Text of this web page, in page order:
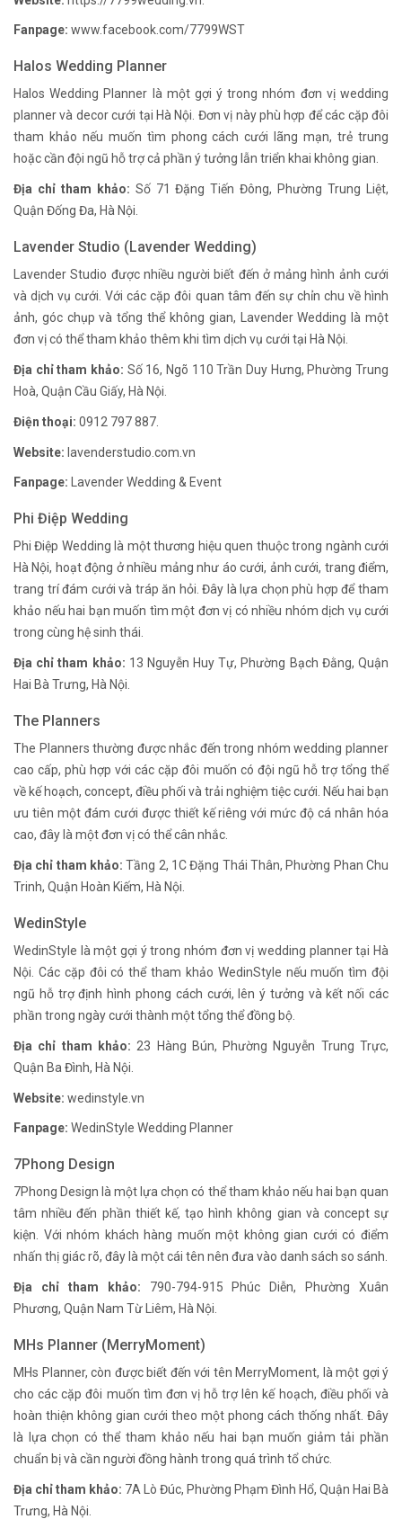
Fanpage: www.facebook.com/7799WST
Halos Wedding Planner
Halos Wedding Planner là một gợi ý trong nhóm đơn vị wedding
planner và decor cưới tại Hà Nội. Đơn vị này phù hợp để các cặp đôi
tham khảo nếu muốn tìm phong cách cưới lãng mạn, trẻ trung
hoặc cần đội ngũ hỗ trợ cả phần ý tưởng lẫn triển khai không gian.
Địa chỉ tham khảo: Số 71 Đặng Tiến Đông, Phường Trung Liệt,
Quận Đống Đa, Hà Nội.
Lavender Studio (Lavender Wedding)
Lavender Studio được nhiều người biết đến ở mảng hình ảnh cưới
và dịch vụ cưới. Với các cặp đôi quan tâm đến sự chỉn chu về hình
ảnh, góc chụp và tổng thể không gian, Lavender Wedding là một
đơn vị có thể tham khảo thêm khi tìm dịch vụ cưới tại Hà Nội.
Địa chỉ tham khảo: Số 16, Ngõ 110 Trần Duy Hưng, Phường Trung
Hoà, Quận Cầu Giấy, Hà Nội.
Điện thoại: 0912 797 887.
Website: lavenderstudio.com.vn
Fanpage: Lavender Wedding & Event
Phi Điệp Wedding
Phi Điệp Wedding là một thương hiệu quen thuộc trong ngành cưới
Hà Nội, hoạt động ở nhiều mảng như áo cưới, ảnh cưới, trang điểm,
trang trí đám cưới và tráp ăn hỏi. Đây là lựa chọn phù hợp để tham
khảo nếu hai bạn muốn tìm một đơn vị có nhiều nhóm dịch vụ cưới
trong cùng hệ sinh thái.
Địa chỉ tham khảo: 13 Nguyễn Huy Tự, Phường Bạch Đằng, Quận
Hai Bà Trưng, Hà Nội.
The Planners
The Planners thường được nhắc đến trong nhóm wedding planner
cao cấp, phù hợp với các cặp đôi muốn có đội ngũ hỗ trợ tổng thể
về kế hoạch, concept, điều phối và trải nghiệm tiệc cưới. Nếu hai bạn
ưu tiên một đám cưới được thiết kế riêng với mức độ cá nhân hóa
cao, đây là một đơn vị có thể cân nhắc.
Địa chỉ tham khảo: Tầng 2, 1C Đặng Thái Thân, Phường Phan Chu
Trinh, Quận Hoàn Kiếm, Hà Nội.
WedinStyle
WedinStyle là một gợi ý trong nhóm đơn vị wedding planner tại Hà
Nội. Các cặp đôi có thể tham khảo WedinStyle nếu muốn tìm đội
ngũ hỗ trợ định hình phong cách cưới, lên ý tưởng và kết nối các
phần trong ngày cưới thành một tổng thể đồng bộ.
Địa chỉ tham khảo: 23 Hàng Bún, Phường Nguyễn Trung Trực,
Quận Ba Đình, Hà Nội.
Website: wedinstyle.vn
Fanpage: WedinStyle Wedding Planner
7Phong Design
7Phong Design là một lựa chọn có thể tham khảo nếu hai bạn quan
tâm nhiều đến phần thiết kế, tạo hình không gian và concept sự
kiện. Với nhóm khách hàng muốn một không gian cưới có điểm
nhấn thị giác rõ, đây là một cái tên nên đưa vào danh sách so sánh.
Địa chỉ tham khảo: 790-794-915 Phúc Diễn, Phường Xuân
Phương, Quận Nam Từ Liêm, Hà Nội.
MHs Planner (MerryMoment)
MHs Planner, còn được biết đến với tên MerryMoment, là một gợi ý
cho các cặp đôi muốn tìm đơn vị hỗ trợ lên kế hoạch, điều phối và
hoàn thiện không gian cưới theo một phong cách thống nhất. Đây
là lựa chọn có thể tham khảo nếu hai bạn muốn giảm tải phần
chuẩn bị và cần người đồng hành trong quá trình tổ chức.
Địa chỉ tham khảo: 7A Lò Đúc, Phường Phạm Đình Hổ, Quận Hai Bà
Trưng, Hà Nội.